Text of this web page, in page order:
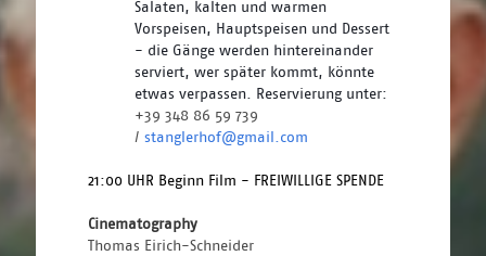
Salaten, kalten und warmen
Vorspeisen, Hauptspeisen und Dessert
- die Gänge werden hintereinander
serviert, wer später kommt, könnte
+39 348 86 59 739
/ stanglerhof@gmail.com
21:00 UHR Beginn Film - FREIWILLIGE SPENDE
Cinematography
Thomas Eirich-Schneider